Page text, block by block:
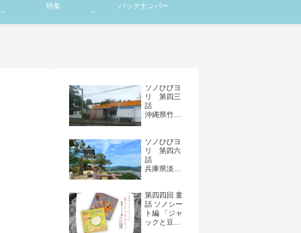
特集 バックナンバー
ソノひびヨ
リ 第四三
話
沖縄県竹富
企画 ソノ
ひびヨリ×
やいま道行
『リベン
＜最終回
＞
ソノひびヨ
リ 第四六
話
兵庫県淡路
端の町から
淡路島・洲
本をつなぐ
深日洲本ラ
第四四回 童
話 ソノシー
ト編 「ジャ
ックと豆の